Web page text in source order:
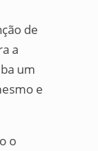
de
a
um
e
o